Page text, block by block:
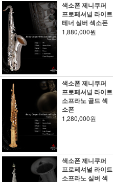
색소폰 제니쿠퍼
프로페셔널 라이트
테너 실버 섹소폰
1,880,000원
색소폰 제니쿠퍼
프로페셔널 라이트
소프라노 골드 섹
소폰
1,280,000원
색소폰 제니쿠퍼
프로페셔널 라이트
소프라노 실버 섹